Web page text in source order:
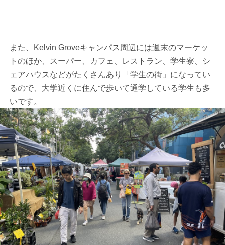
また、Kelvin Groveキャンパス周辺には週末のマーケッ
トのほか、スーパー、カフェ、レストラン、学生寮、シ
ェアハウスなどがたくさんあり「学生の街」になってい
るので、大学近くに住んで歩いて通学している学生も多
いです。